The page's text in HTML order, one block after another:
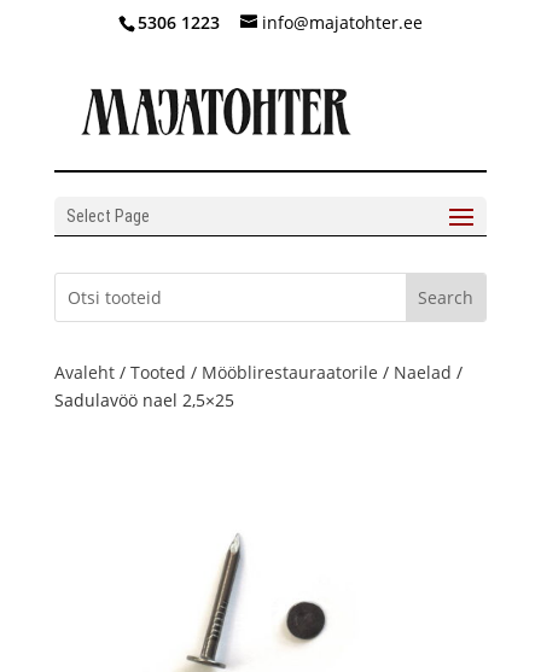
5306 1223 info@majatohter.ee
Select Page
Avaleht/ Tooted / Mööblirestauraatorile / Naelad /
Sadulavöö nael 2,5×25